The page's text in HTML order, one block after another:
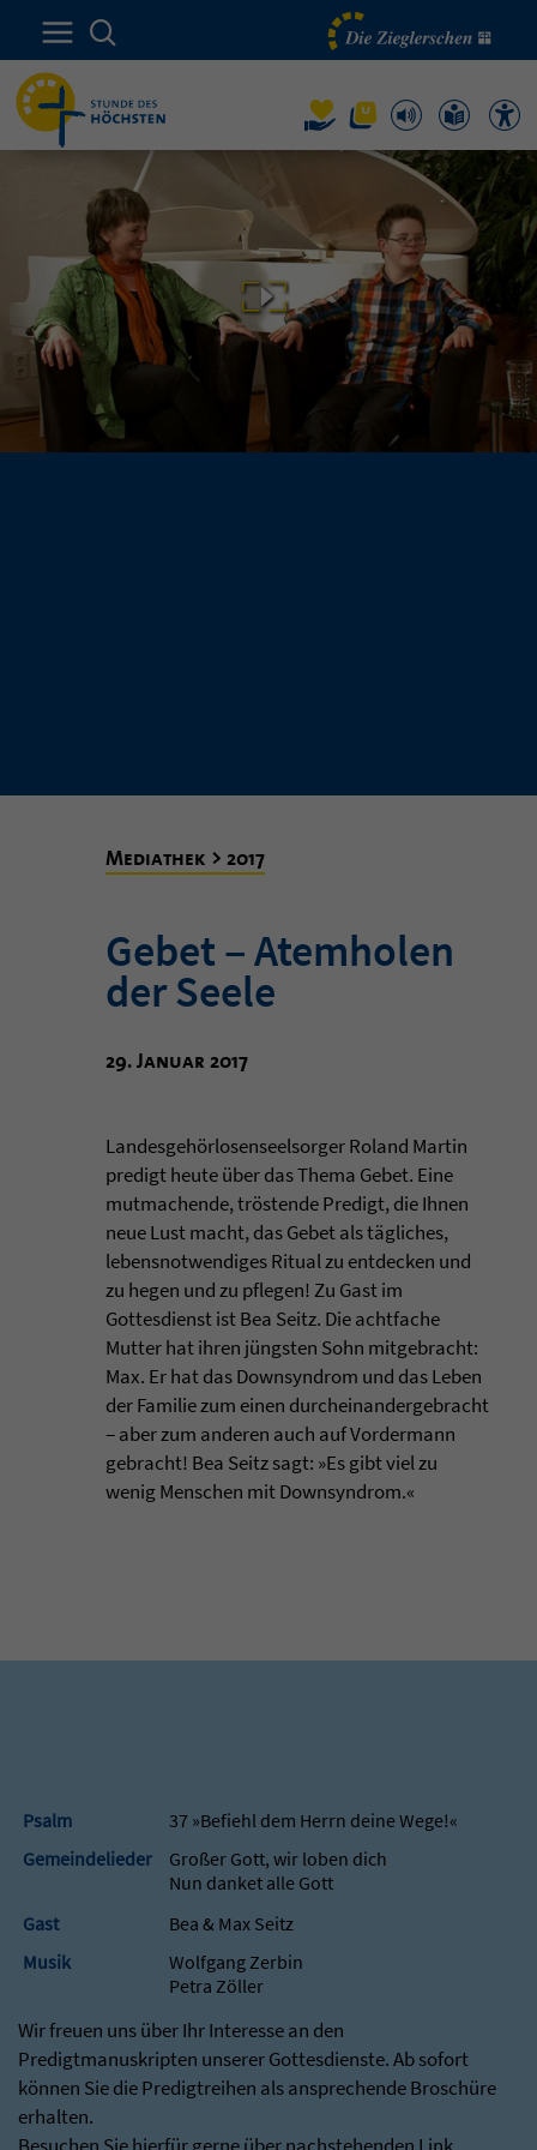
Mediathek > 2017
Gebet ‒ Atemholen
der Seele
29. Januar 2017
Landesgehörlosenseelsorger Roland Martin
predigt heute über das Thema Gebet. Eine
mutmachende, tröstende Predigt, die Ihnen
neue Lust macht, das Gebet als tägliches,
lebensnotwendiges Ritual zu entdecken und
zu hegen und zu pflegen! Zu Gast im
Gottesdienst ist Bea Seitz. Die achtfache
Mutter hat ihren jüngsten Sohn mitgebracht:
Max. Er hat das Downsyndrom und das Leben
der Familie zum einen durcheinandergebracht
‒ aber zum anderen auch auf Vordermann
gebracht! Bea Seitz sagt: »Es gibt viel zu
wenig Menschen mit Downsyndrom.«
Psalm
37 »Befiehl dem Herrn deine Wege!«
Gemeindelieder
Großer Gott, wir loben dich
Nun danket alle Gott
Gast
Bea & Max Seitz
Musik
Wolfgang Zerbin
Petra Zöller
Wir freuen uns über Ihr Interesse an den
Predigtmanuskripten unserer Gottesdienste. Ab sofort
können Sie die Predigtreihen als ansprechende Broschüre
erhalten.